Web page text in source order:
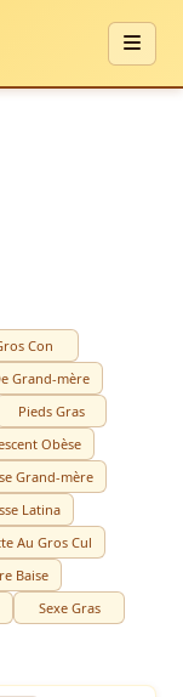
Con
Grand-mère
Pieds Gras
Obèse
Grand-mère
Latina
Au Gros Cul
Baise
Sexe Gras